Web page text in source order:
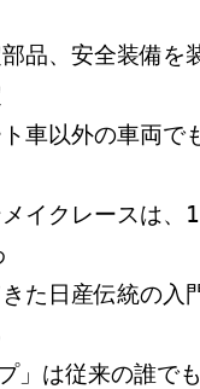
品、安全装備を
車以外の車両で
イクレースは、
た日産伝統の入
」は従来の誰で